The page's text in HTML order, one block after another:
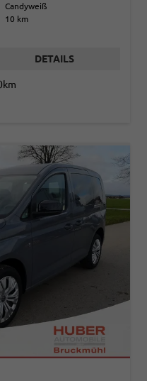
Candyweiß
10 km
DETAILS